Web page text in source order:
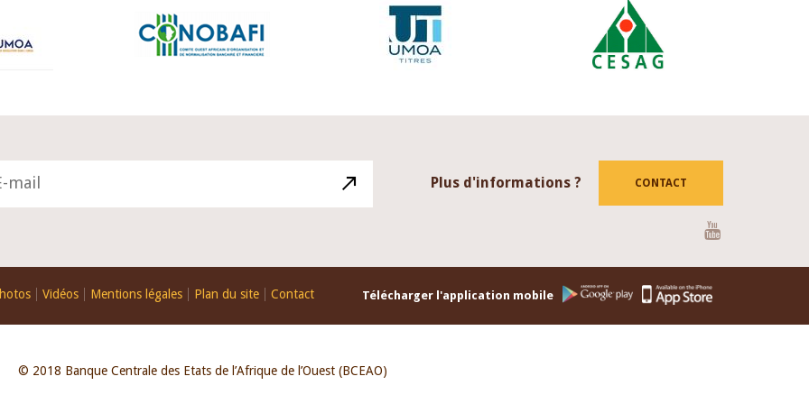
Plus d'informations ? CONTACT
Vidéos Mentions légales Plan du site Contact Télécharger l'application mobile
© 2018 Banque Centrale des Etats de l’Afrique de l’Ouest (BCEAO)